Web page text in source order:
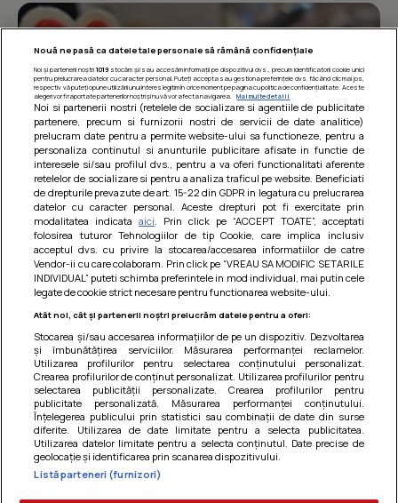
Barcute din vinete cu arpagic rosu
Un deliciu usor de preparat!
Termeni si conditii |
Nouă ne pasă ca datele tale personale să rămână confidențiale
Noi și partenerii noștri 1019stocăm și/sau accesăm informații pe dispozitivul dvs., precum identificatorii cookie unici
pentru prelucrarea datelor cu caracter personal. Puteți accepta sau gestiona preferințele dvs. făcând clic mai jos,
respectiv vă puteți opune utilizării unui interes legitim în orice moment pe pagina cu politica de confidențialitate. Aceste
alegeri vor fi raportate partenerilor noștri și nu vă vor afecta navigarea.
Mai multe detalii
Noi si partenerii nostri (retelele de socializare si agentiile de publicitate
partenere, precum si furnizorii nostri de servicii de date analitice)
prelucram date pentru a permite website-ului sa functioneze, pentru a
personaliza continutul si anunturile publicitare afisate in functie de
interesele si/sau profilul dvs., pentru a va oferi functionalitati aferente
retelelor de socializare si pentru a analiza traficul pe website. Beneficiati
de drepturile prevazute de art. 15-22 din GDPR in legatura cu prelucrarea
datelor cu caracter personal. Aceste drepturi pot fi exercitate prin
modalitatea indicataaici . Prin click pe “ACCEPT TOATE”, acceptati
folosirea tuturor Tehnologiilor de tip Cookie, care implica inclusiv
acceptul dvs. cu privire la stocarea/accesarea informatiilor de catre
Vendor-ii cu care colaboram. Prin click pe “VREAU SA MODIFIC SETARILE
INDIVIDUAL” puteti schimba preferintele in mod individual, mai putin cele
legate de cookie strict necesare pentru functionarea website-ului.
Atât noi, cât și partenerii noștri prelucrăm datele pentru a oferi:
Stocarea și/sau accesarea informațiilor de pe un dispozitiv. Dezvoltarea
și îmbunătățirea serviciilor. Măsurarea performanței reclamelor.
Utilizarea profilurilor pentru selectarea conținutului personalizat.
Crearea profilurilor de conținut personalizat. Utilizarea profilurilor pentru
selectarea publicității personalizate. Crearea profilurilor pentru
publicitate personalizată. Măsurarea performanței conținutului.
Înțelegerea publicului prin statistici sau combinații de date din surse
diferite. Utilizarea de date limitate pentru a selecta publicitatea.
Utilizarea datelor limitate pentru a selecta conținutul. Date precise de
geolocație și identificarea prin scanarea dispozitivului.
Listă parteneri (furnizori)